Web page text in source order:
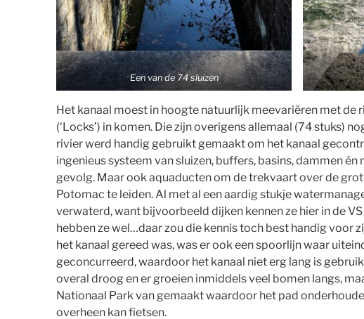
Een van de 74 sluizen
Het kanaal moest in hoogte natuurlijk meevariëren met de
(‘Locks’) in komen. Die zijn overigens allemaal (74 stuks)
rivier werd handig gebruikt gemaakt om het kanaal
ingenieus systeem van sluizen, buffers, basins, dammen
gevolg. Maar ook aquaducten om de trekvaart over de
Potomac te leiden. Al met al een aardig stukje
verwaterd, want bijvoorbeeld dijken kennen ze hier in de
hebben ze wel…daar zou die kennis toch best handig voor
het kanaal gereed was, was er ook een spoorlijn waar
geconcurreerd, waardoor het kanaal niet erg lang is
overal droog en er groeien inmiddels veel bomen langs,
Nationaal Park van gemaakt waardoor het pad
overheen kan fietsen.